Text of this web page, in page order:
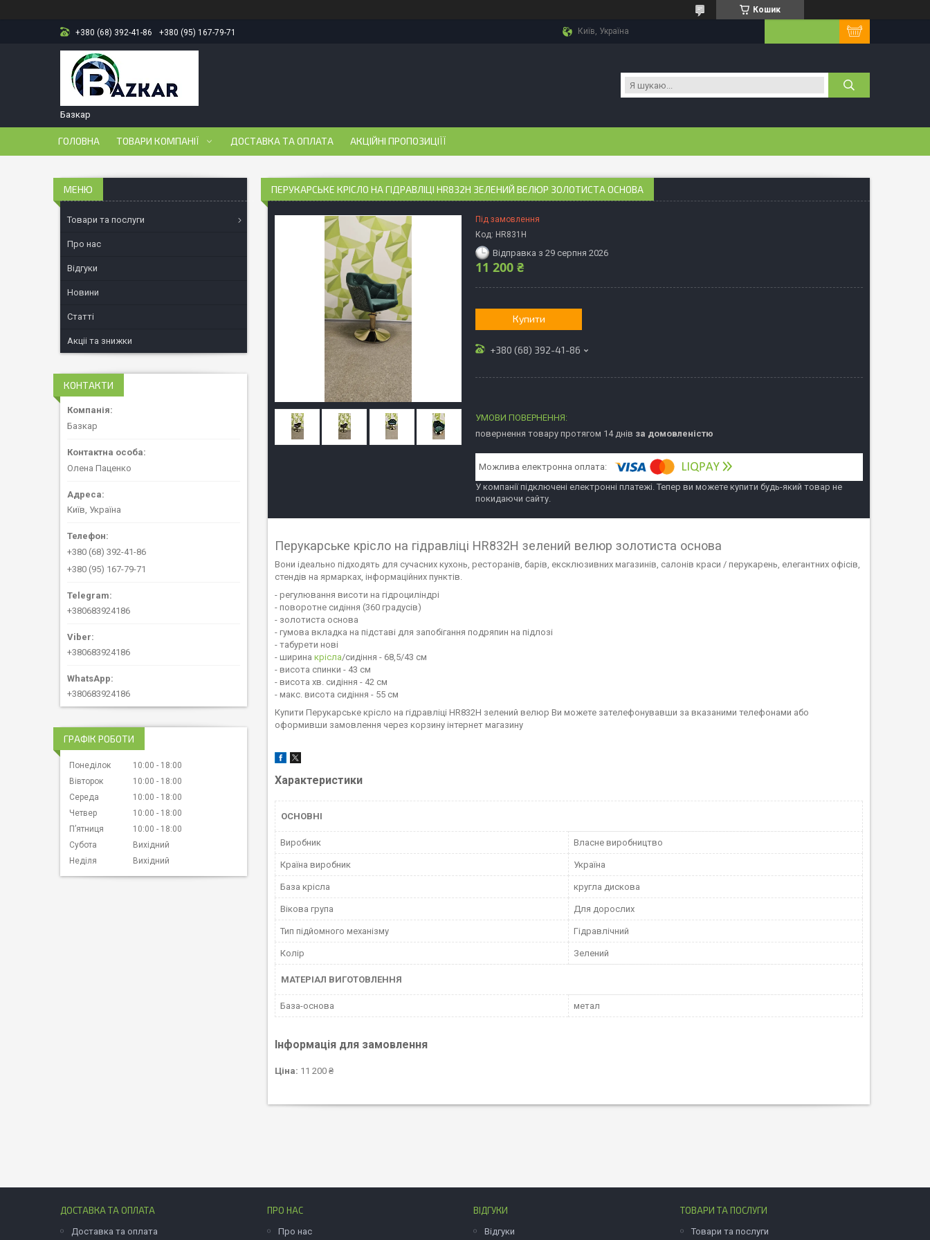
Кошик
+380 (68) 392-41-86 +380 (95) 167-79-71 Київ, Україна
Базкар
ГОЛОВНА ТОВАРИ КОМПАНІЇ ДОСТАВКА ТА ОПЛАТА АКЦІЙНІ ПРОПОЗИЦІЇЇ
ПЕРУКАРСЬКЕ КРІСЛО НА ГІДРАВЛІЦІ HR832H ЗЕЛЕНИЙ ВЕЛЮР ЗОЛОТИСТА ОСНОВА
Під замовлення
Код: HR831H
Відправка з 29 серпня 2026
11 200 ₴
Купити
+380 (68) 392-41-86
повернення товару протягом 14 днів за домовленістю
У компанії підключені електронні платежі. Тепер ви можете купити будь-який товар не
покидаючи сайту.
Перукарське крісло на гідравліці HR832H зелений велюр золотиста основа
Вони ідеально підходять для сучасних кухонь, ресторанів, барів, ексклюзивних магазинів, салонів краси / перукарень, елегантних офісів,
стендів на ярмарках, інформаційних пунктів.
- регулювання висоти на гідроциліндрі
- поворотне сидіння (360 градусів)
- золотиста основа
- гумова вкладка на підставі для запобігання подряпин на підлозі
- табурети нові
- ширина крісла/сидіння - 68,5/43 см
- висота спинки - 43 см
- висота хв. сидіння - 42 см
- макс. висота сидіння - 55 см
Купити Перукарське крісло на гідравліці HR832H зелений велюр Ви можете зателефонувавши за вказаними телефонами або
оформивши замовлення через корзину інтернет магазину
Характеристики
ОСНОВНІ
Виробник Власне виробництво
Країна виробник Україна
База крісла кругла дискова
Вікова група Для дорослих
Тип підйомного механізму Гідравлічний
Колір Зелений
МАТЕРІАЛ ВИГОТОВЛЕННЯ
База-основа метал
Інформація для замовлення
Ціна: 11 200 ₴
Товари та послуги
Про нас
Відгуки
Новини
Статті
Акціі та знижки
КОНТАКТИ
Базкар
Олена Паценко
Київ, Україна
+380 (68) 392-41-86
+380 (95) 167-79-71
+380683924186
+380683924186
+380683924186
ГРАФІК РОБОТИ
Понеділок 10:00
18:00
Вівторок
10:00
18:00
Середа
10:00
18:00
Четвер
10:00
18:00
Пʼятниця
10:00
18:00
Субота
Вихідний
Неділя
Вихідний
ДОСТАВКА ТА ОПЛАТА
Доставка та оплата
ПРО НАС
Про нас
ВІДГУКИ
Відгуки
ТОВАРИ ТА ПОСЛУГИ
Товари та послуги